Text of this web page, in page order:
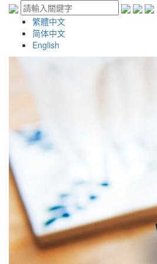
繁體中文
简体中文
English